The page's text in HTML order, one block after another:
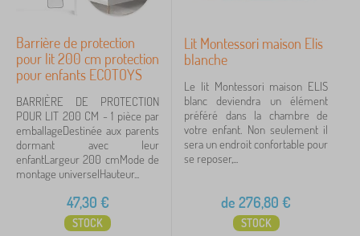
Barrière de protection
pour lit 200 cm protection
pour enfants ECOTOYS
BARRIÈRE DE PROTECTION
POUR LIT 200 CM - 1 pièce par
emballageDestinée aux parents
dormant avec leur
enfantLargeur 200 cmMode de
montage universelHauteur...
47,30 €
STOCK
Lit Montessori maison Elis
blanche
Le lit Montessori maison ELIS
blanc deviendra un élément
préféré dans la chambre de
votre enfant. Non seulement il
sera un endroit confortable pour
se reposer,...
de 276,80 €
STOCK